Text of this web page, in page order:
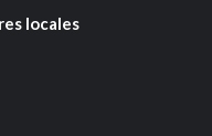
locales